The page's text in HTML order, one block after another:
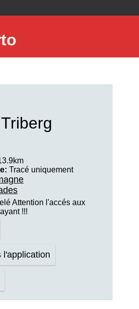
Triberg
Tracé uniquement
Attention l'accés aux
!!!
l'application